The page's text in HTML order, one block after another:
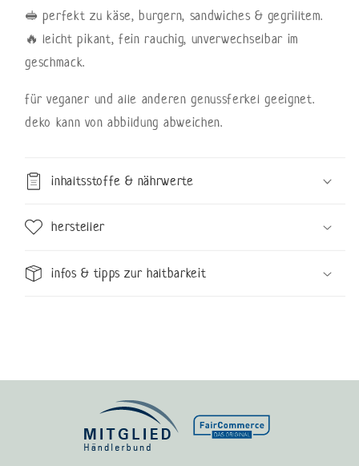
🥪 perfekt zu käse, burgern, sandwiches & gegrilltem.
🔥 leicht pikant, fein rauchig, unverwechselbar im
geschmack.
für veganer und alle anderen genussferkel geeignet.
deko kann von abbildung abweichen.
inhaltsstoffe & nährwerte
hersteller
infos & tipps zur haltbarkeit